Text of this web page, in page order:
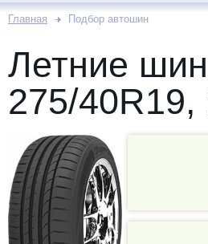
Главная Подбор автошин
Летние
275/40R19,